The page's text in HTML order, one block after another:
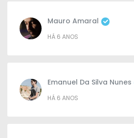
Mauro Amaral
HÁ 6 ANOS
Emanuel Da Silva Nunes
HÁ 6 ANOS